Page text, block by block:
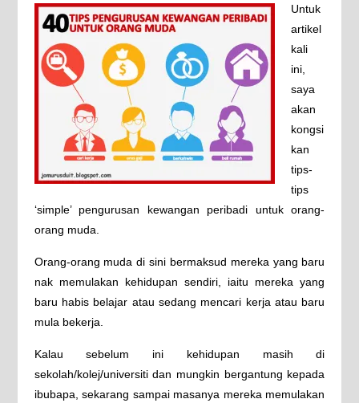
Untuk
artikel
kali
ini,
saya
akan
kongsi
kan
tips-
tips
‘simple’ pengurusan kewangan peribadi untuk orang-
orang muda.
Orang-orang muda di sini bermaksud mereka yang baru
nak memulakan kehidupan sendiri, iaitu mereka yang
baru habis belajar atau sedang mencari kerja atau baru
mula bekerja.
Kalau sebelum ini kehidupan masih di
sekolah/kolej/universiti dan mungkin bergantung kepada
ibubapa, sekarang sampai masanya mereka memulakan